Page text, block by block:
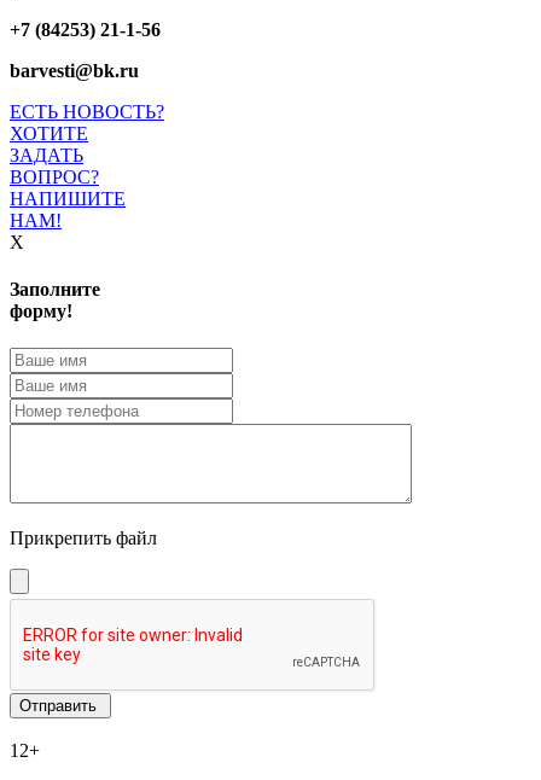
+7 (84253) 21-1-56
barvesti@bk.ru
ЕСТЬ НОВОСТЬ?
ХОТИТЕ
ЗАДАТЬ
ВОПРОС?
НАПИШИТЕ
НАМ!
X
Заполните
форму!
Прикрепить файл
12+